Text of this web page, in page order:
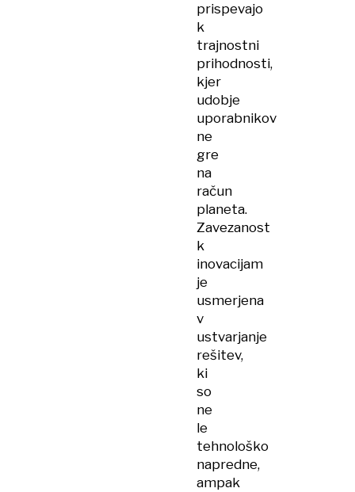
prispevajo
k
trajnostni
prihodnosti,
kjer
udobje
uporabnikov
ne
gre
na
račun
planeta.
Zavezanost
k
inovacijam
je
usmerjena
v
ustvarjanje
rešitev,
ki
so
ne
le
tehnološko
napredne,
ampak